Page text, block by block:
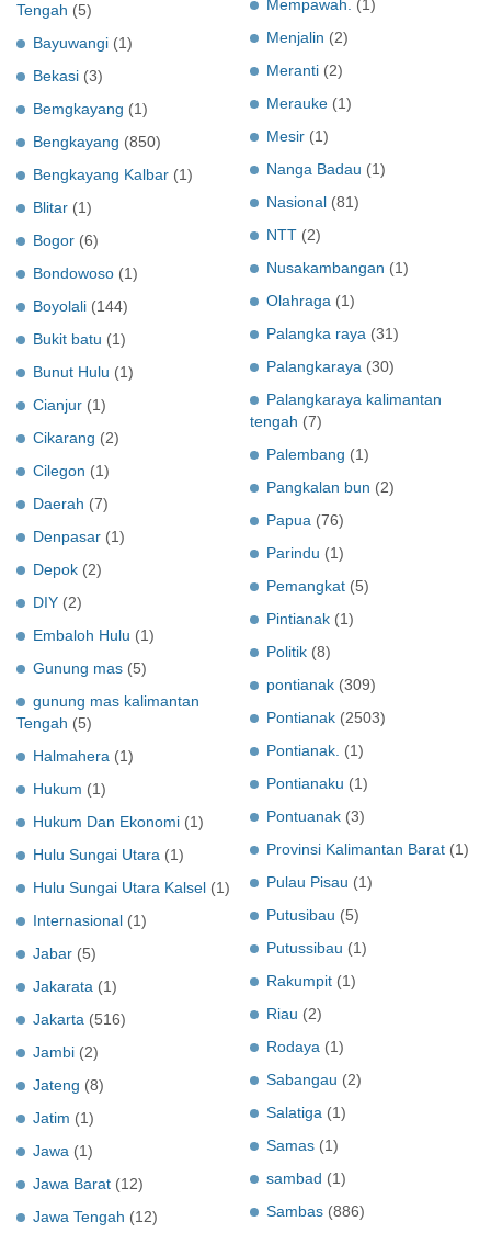
Tengah (5)
Bayuwangi (1)
Bekasi (3)
Bemgkayang (1)
Bengkayang (850)
Bengkayang Kalbar (1)
Blitar (1)
Bogor (6)
Bondowoso (1)
Boyolali (144)
Bukit batu (1)
Bunut Hulu (1)
Cianjur (1)
Cikarang (2)
Cilegon (1)
Daerah (7)
Denpasar (1)
Depok (2)
DIY (2)
Embaloh Hulu (1)
Gunung mas (5)
gunung mas kalimantan
Tengah (5)
Halmahera (1)
Hukum (1)
Hukum Dan Ekonomi (1)
Hulu Sungai Utara (1)
Hulu Sungai Utara Kalsel (1)
Internasional (1)
Jabar (5)
Jakarata (1)
Jakarta (516)
Jambi (2)
Jateng (8)
Jatim (1)
Jawa (1)
Jawa Barat (12)
Jawa Tengah (12)
Mempawah.
(1)
Menjalin (2)
Meranti (2)
Merauke (1)
Mesir (1)
Nanga Badau (1)
Nasional (81)
NTT (2)
Nusakambangan (1)
Olahraga (1)
Palangka raya (31)
Palangkaraya (30)
Palangkaraya kalimantan
tengah (7)
Palembang (1)
Pangkalan bun (2)
Papua (76)
Parindu (1)
Pemangkat (5)
Pintianak (1)
Politik (8)
pontianak (309)
Pontianak (2503)
Pontianak. (1)
Pontianaku (1)
Pontuanak (3)
Provinsi Kalimantan Barat (1)
Pulau Pisau (1)
Putusibau (5)
Putussibau (1)
Rakumpit (1)
Riau (2)
Rodaya (1)
Sabangau (2)
Salatiga (1)
Samas (1)
sambad (1)
Sambas (886)